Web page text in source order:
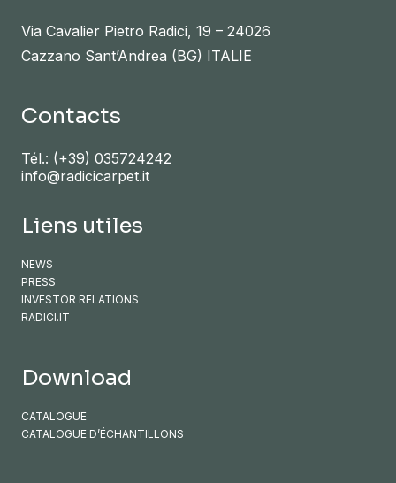
Via Cavalier Pietro Radici, 19 – 24026
Cazzano Sant’Andrea (BG) ITALIE
Contacts
Tél.: (+39) 035724242
info@radicicarpet.it
Liens utiles
NEWS
PRESS
INVESTOR RELATIONS
RADICI.IT
Download
CATALOGUE
CATALOGUE D’ÉCHANTILLONS